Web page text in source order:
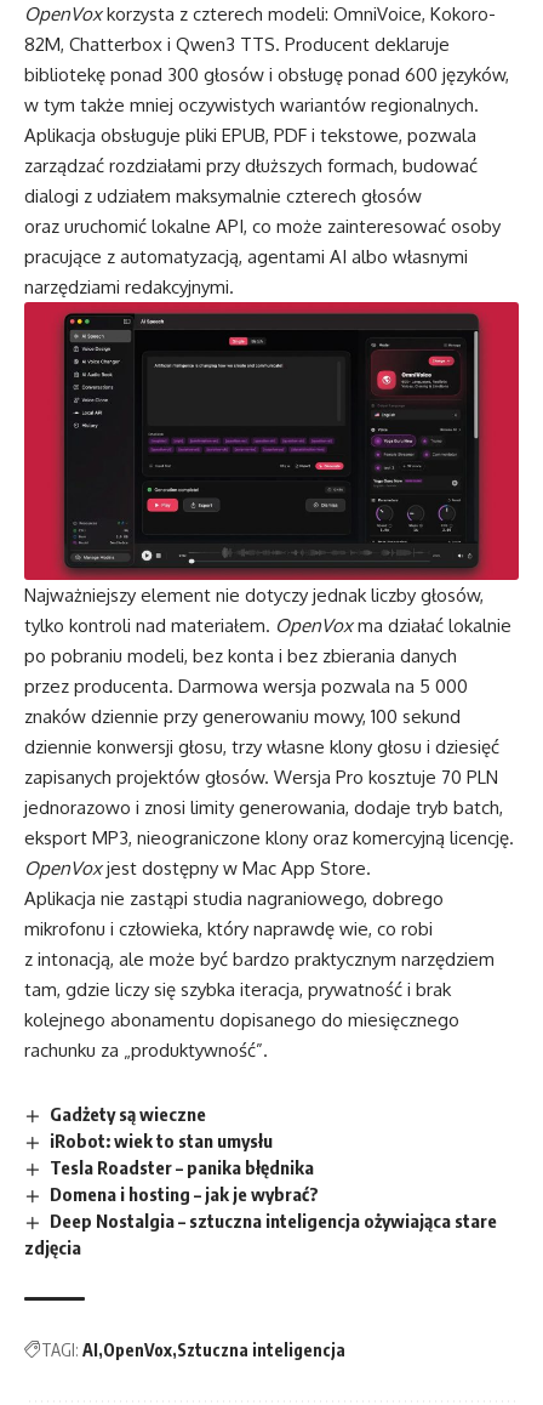
OpenVoxkorzysta z czterech modeli: OmniVoice, Kokoro-
82M, Chatterbox i Qwen3 TTS. Producent deklaruje
bibliotekę ponad 300 głosów i obsługę ponad 600 języków,
w tym także mniej oczywistych wariantów regionalnych.
Aplikacja obsługuje pliki EPUB, PDF i tekstowe, pozwala
zarządzać rozdziałami przy dłuższych formach, budować
dialogi z udziałem maksymalnie czterech głosów
oraz uruchomić lokalne API, co może zainteresować osoby
pracujące z automatyzacją, agentami AI albo własnymi
narzędziami redakcyjnymi.
Najważniejszy element nie dotyczy jednak liczby głosów,
tylko kontroli nad materiałem. OpenVoxma działać lokalnie
po pobraniu modeli, bez konta i bez zbierania danych
przez producenta. Darmowa wersja pozwala na 5 000
znaków dziennie przy generowaniu mowy, 100 sekund
dziennie konwersji głosu, trzy własne klony głosu i dziesięć
zapisanych projektów głosów. Wersja Pro kosztuje 70 PLN
jednorazowo i znosi limity generowania, dodaje tryb batch,
eksport MP3, nieograniczone klony oraz komercyjną licencję.
OpenVoxjest dostępny w Mac App Store.
Aplikacja nie zastąpi studia nagraniowego, dobrego
mikrofonu i człowieka, który naprawdę wie, co robi
z intonacją, ale może być bardzo praktycznym narzędziem
tam, gdzie liczy się szybka iteracja, prywatność i brak
kolejnego abonamentu dopisanego do miesięcznego
rachunku za „produktywność”.
Gadżety są wieczne
iRobot: wiek to stan umysłu
Tesla Roadster – panika błędnika
Domena i hosting – jak je wybrać?
Deep Nostalgia – sztuczna inteligencja ożywiająca stare
zdjęcia
TAGI: AI OpenVox Sztuczna inteligencja